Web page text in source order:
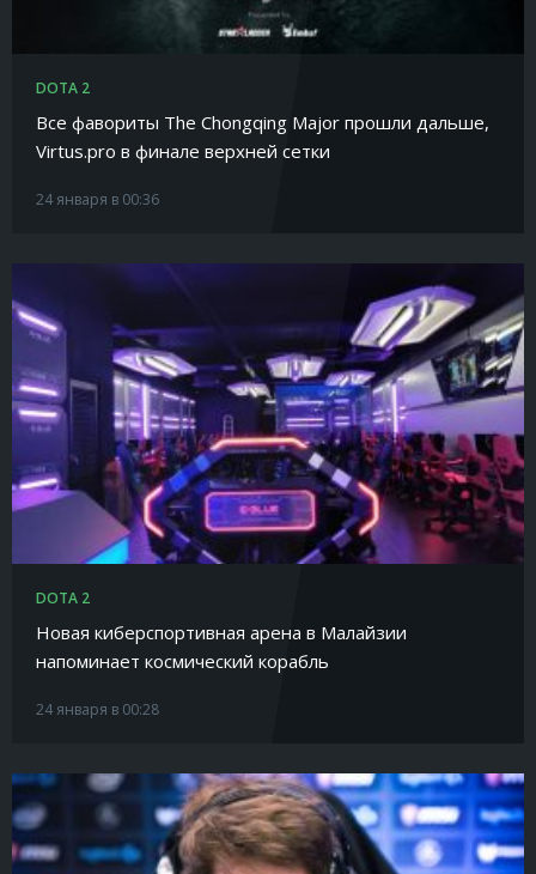
DOTA 2
Все фавориты The Chongqing Major прошли дальше,
Virtus.pro в финале верхней сетки
24 января в 00:36
DOTA 2
Новая киберспортивная арена в Малайзии
напоминает космический корабль
24 января в 00:28